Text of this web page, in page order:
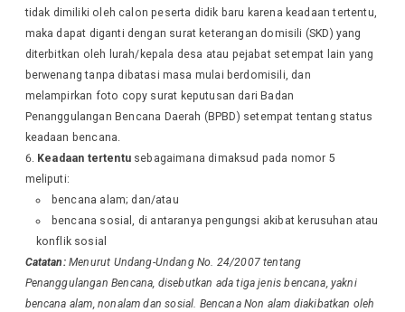
tidak dimiliki oleh calon peserta didik baru karena keadaan tertentu,
maka dapat diganti dengan surat keterangan domisili (SKD) yang
diterbitkan oleh lurah/kepala desa atau pejabat setempat lain yang
berwenang tanpa dibatasi masa mulai berdomisili, dan
melampirkan foto copy surat keputusan dari Badan
Penanggulangan Bencana Daerah (BPBD) setempat tentang status
keadaan bencana.
Keadaan tertentusebagaimana dimaksud pada nomor 5
meliputi:
bencana alam; dan/atau
bencana sosial, di antaranya pengungsi akibat kerusuhan atau
konflik sosial
Catatan:Menurut Undang-Undang No. 24/2007 tentang
Penanggulangan Bencana, disebutkan ada tiga jenis bencana, yakni
bencana alam, nonalam dan sosial. Bencana Non alam diakibatkan oleh